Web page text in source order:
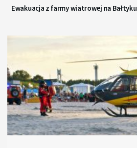
Ewakuacja z farmy wiatrowej na Bałtyku